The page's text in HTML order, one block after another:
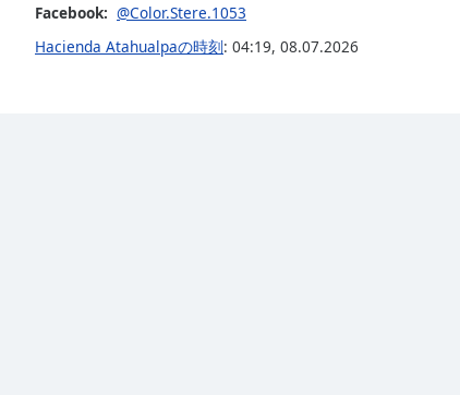
modal
window.
Facebook: @Color.Stere.1053
Hacienda Atahualpaの時刻: 04:19, 08.07.2026